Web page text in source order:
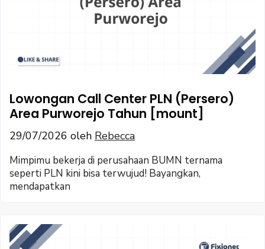
Lowongan Call Center PLN (Persero)
Area Purworejo Tahun [mount]
29/07/2026 oleh Rebecca
Mimpimu bekerja di perusahaan BUMN ternama
seperti PLN kini bisa terwujud! Bayangkan,
mendapatkan